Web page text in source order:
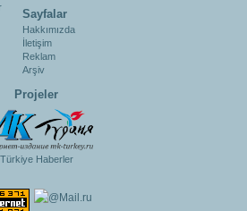
Sayfalar
Hakkımızda
İletişim
Reklam
Arşiv
Projeler
Türkiye Haberler